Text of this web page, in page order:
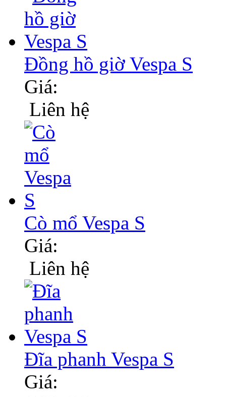
Đồng hồ giờ Vespa S
Giá:
Liên hệ
Cò mổ Vespa S
Giá:
Liên hệ
Đĩa phanh Vespa S
Giá: